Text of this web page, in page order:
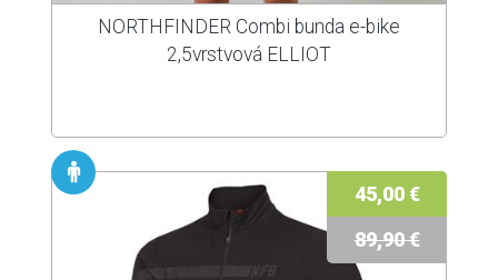
NORTHFINDER Combi bunda e-bike
2,5vrstvová ELLIOT
45,00 €
89,90 €